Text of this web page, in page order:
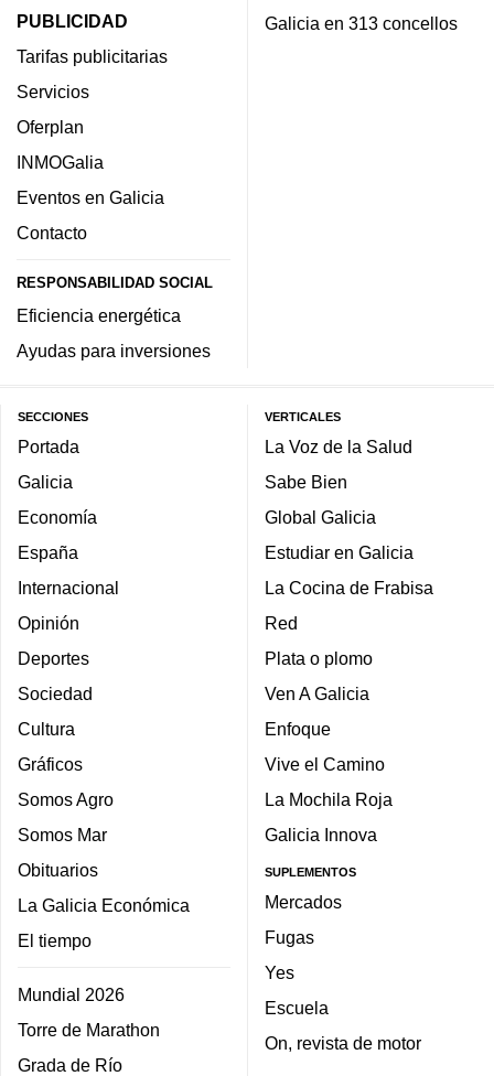
PUBLICIDAD
Tarifas publicitarias
Servicios
Oferplan
INMOGalia
Eventos en Galicia
Contacto
RESPONSABILIDAD SOCIAL
Eficiencia energética
Ayudas para inversiones
Galicia en 313 concellos
SECCIONES
Portada
Galicia
Economía
España
Internacional
Opinión
Deportes
Sociedad
Cultura
Gráficos
Somos Agro
Somos Mar
Obituarios
La Galicia Económica
El tiempo
Mundial 2026
Torre de Marathon
Grada de Río
VERTICALES
La Voz de la Salud
Sabe Bien
Global Galicia
Estudiar en Galicia
La Cocina de Frabisa
Red
Plata o plomo
Ven A Galicia
Enfoque
Vive el Camino
La Mochila Roja
Galicia Innova
SUPLEMENTOS
Mercados
Fugas
Yes
Escuela
On, revista de motor